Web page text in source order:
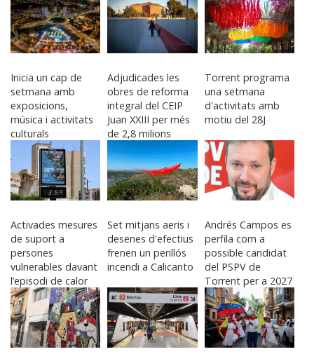
Inicia un cap de
setmana amb
exposicions,
música i activitats
culturals
Adjudicades les
obres de reforma
integral del CEIP
Juan XXIII per més
de 2,8 milions
Torrent programa
una setmana
d'activitats amb
motiu del 28J
Activades mesures
de suport a
persones
vulnerables davant
l’episodi de calor
extrema
Set mitjans aeris i
desenes d'efectius
frenen un perillós
incendi a Calicanto
Andrés Campos es
perfila com a
possible candidat
del PSPV de
Torrent per a 2027